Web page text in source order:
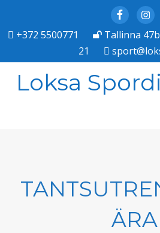
Facebook
+372 5500771
Tallinna
21
Loksa
ÄRA